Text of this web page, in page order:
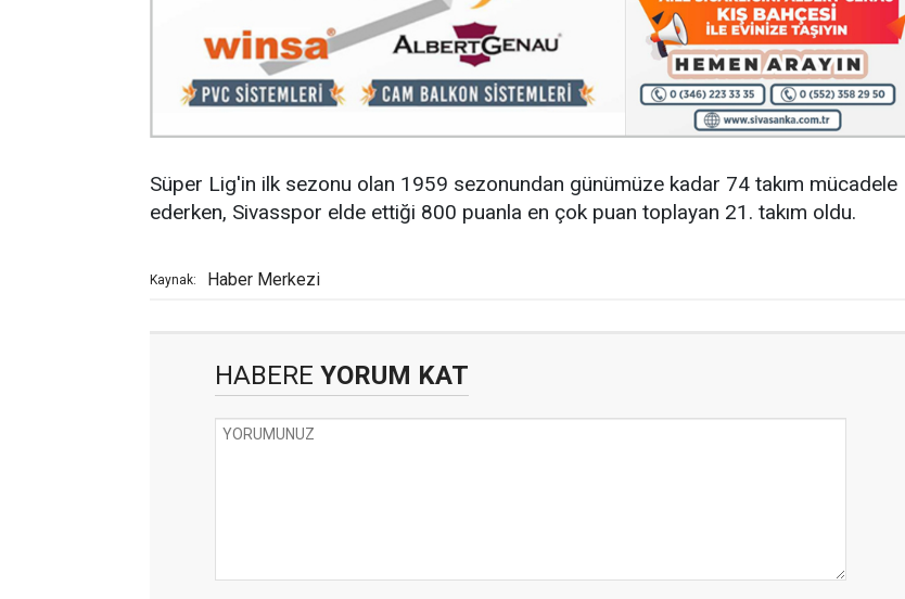
Süper Lig'in ilk sezonu olan 1959 sezonundan günümüze kadar 74 takım mücadele
ederken, Sivasspor elde ettiği 800 puanla en çok puan toplayan 21. takım oldu.
Kaynak: Haber Merkezi
HABERE YORUM KAT